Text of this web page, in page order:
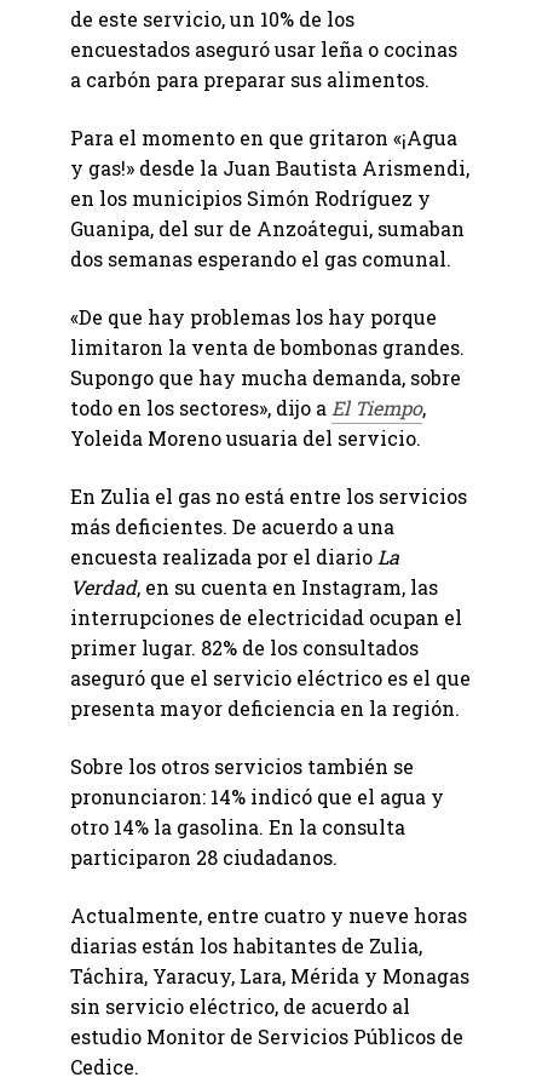
de este servicio, un 10% de los
encuestados aseguró usar leña o cocinas
a carbón para preparar sus alimentos.
Para el momento en que gritaron «¡Agua
y gas!» desde la Juan Bautista Arismendi,
en los municipios Simón Rodríguez y
Guanipa, del sur de Anzoátegui, sumaban
dos semanas esperando el gas comunal.
«De que hay problemas los hay porque
limitaron la venta de bombonas grandes.
Supongo que hay mucha demanda, sobre
todo en los sectores», dijo a El Tiempo,
Yoleida Moreno usuaria del servicio.
En Zulia el gas no está entre los servicios
más deficientes. De acuerdo a una
encuesta realizada por el diario La
Verdad, en su cuenta en Instagram, las
interrupciones de electricidad ocupan el
primer lugar. 82% de los consultados
aseguró que el servicio eléctrico es el que
presenta mayor deficiencia en la región.
Sobre los otros servicios también se
pronunciaron: 14% indicó que el agua y
otro 14% la gasolina. En la consulta
participaron 28 ciudadanos.
Actualmente, entre cuatro y nueve horas
diarias están los habitantes de Zulia,
Táchira, Yaracuy, Lara, Mérida y Monagas
sin servicio eléctrico, de acuerdo al
estudio Monitor de Servicios Públicos de
Cedice.